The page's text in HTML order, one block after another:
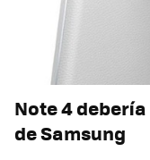
Note 4
de Samsung